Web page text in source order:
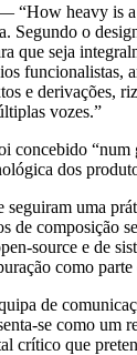
“How heavy is
o
seja
e derivações,
vozes.”
dos
uma
composição
source e de
como
de
se como
crítico que